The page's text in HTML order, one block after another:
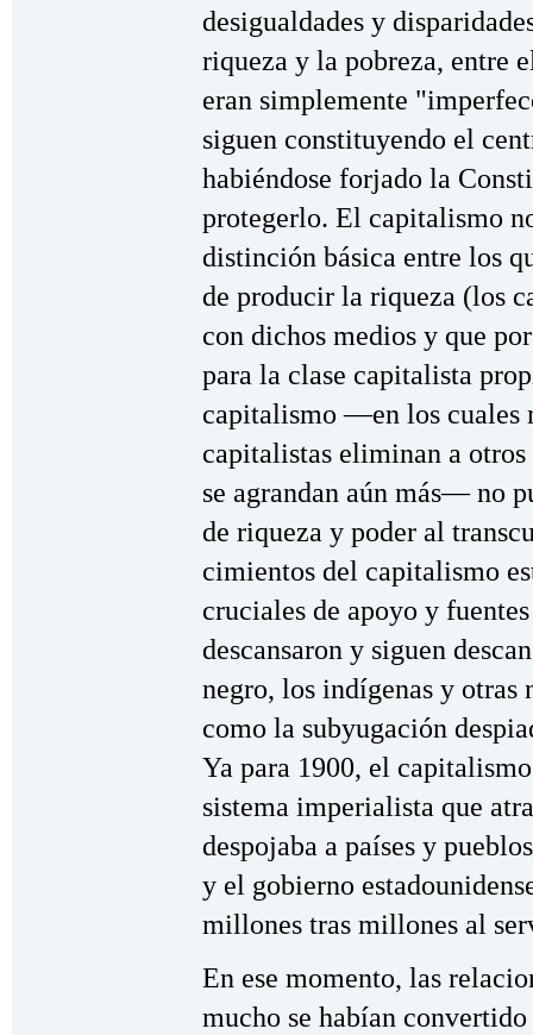
desigualdades y
riqueza y la pobreza, entre
eran simplemente
siguen constituyendo el
habiéndose forjado la
protegerlo. El capitalismo
distinción básica entre los
de producir la riqueza (los
con dichos medios y que
para la clase capitalista
capitalismo —en los cuales
capitalistas eliminan a
se agrandan aún más— no
de riqueza y poder al
cimientos del capitalismo
cruciales de apoyo y
descansaron y siguen
negro, los indígenas y otras
como la subyugación
Ya para 1900, el
sistema imperialista que
despojaba a países y
y el gobierno
millones tras millones al
En ese momento, las
mucho se habían